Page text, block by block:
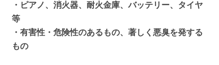
・ピアノ、消火器、耐火金庫、バッテリー、タイヤ
等
・有害性・危険性のあるもの、著しく悪臭を発する
もの